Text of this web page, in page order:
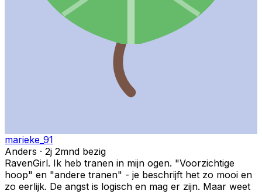
marieke_91
Anders · 2j 2mnd bezig
RavenGirl. Ik heb tranen in mijn ogen. "Voorzichtige
hoop" en "andere tranen" - je beschrijft het zo mooi en
zo eerlijk. De angst is logisch en mag er zijn. Maar weet